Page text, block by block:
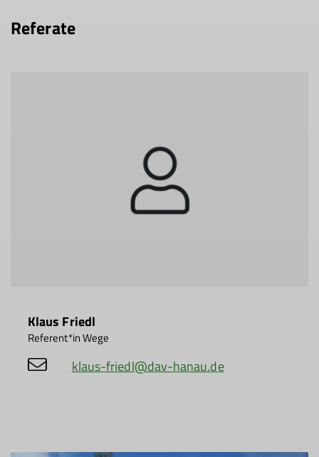
Referate
Klaus Friedl
Referent*in Wege
klaus-friedl@dav-hanau.de